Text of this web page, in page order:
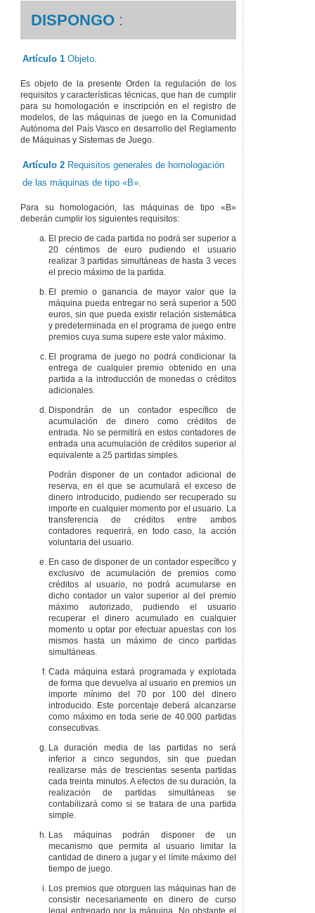
DISPONGO :
Artículo 1 Objeto.
Es objeto de la presente Orden la regulación de los
requisitos y características técnicas, que han de cumplir
para su homologación e inscripción en el registro de
modelos, de las máquinas de juego en la Comunidad
Autónoma del País Vasco en desarrollo del Reglamento
de Máquinas y Sistemas de Juego.
Artículo 2 Requisitos generales de homologación
de las máquinas de tipo «B».
Para su homologación, las máquinas de tipo «B»
deberán cumplir los siguientes requisitos:
El precio de cada partida no podrá ser superior a
20 céntimos de euro pudiendo el usuario
realizar 3 partidas simultáneas de hasta 3 veces
el precio máximo de la partida.
El premio o ganancia de mayor valor que la
máquina pueda entregar no será superior a 500
euros, sin que pueda existir relación sistemática
y predeterminada en el programa de juego entre
premios cuya suma supere este valor máximo.
El programa de juego no podrá condicionar la
entrega de cualquier premio obtenido en una
partida a la introducción de monedas o créditos
adicionales.
Dispondrán de un contador específico de
acumulación de dinero como créditos de
entrada. No se permitirá en estos contadores de
entrada una acumulación de créditos superior al
equivalente a 25 partidas simples.
Podrán disponer de un contador adicional de
reserva, en el que se acumulará el exceso de
dinero introducido, pudiendo ser recuperado su
importe en cualquier momento por el usuario. La
transferencia de créditos entre ambos
contadores requerirá, en todo caso, la acción
voluntaria del usuario.
En caso de disponer de un contador específico y
exclusivo de acumulación de premios como
créditos al usuario, no podrá acumularse en
dicho contador un valor superior al del premio
máximo autorizado, pudiendo el usuario
recuperar el dinero acumulado en cualquier
momento u optar por efectuar apuestas con los
mismos hasta un máximo de cinco partidas
simultáneas.
Cada máquina estará programada y explotada
de forma que devuelva al usuario en premios un
importe mínimo del 70 por 100 del dinero
introducido. Este porcentaje deberá alcanzarse
como máximo en toda serie de 40.000 partidas
consecutivas.
La duración media de las partidas no será
inferior a cinco segundos, sin que puedan
realizarse más de trescientas sesenta partidas
cada treinta minutos. A efectos de su duración, la
realización de partidas simultáneas se
contabilizará como si se tratara de una partida
simple.
Las máquinas podrán disponer de un
mecanismo que permita al usuario limitar la
cantidad de dinero a jugar y el límite máximo del
tiempo de juego.
Los premios que otorguen las máquinas han de
consistir necesariamente en dinero de curso
legal entregado por la máquina. No obstante el